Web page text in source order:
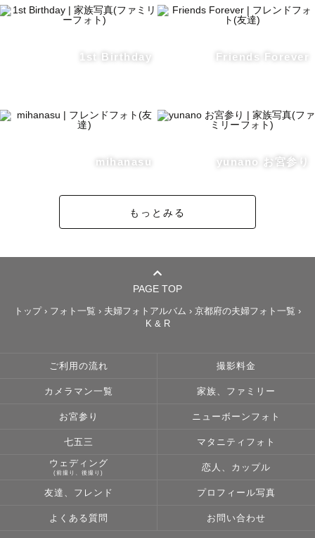
1st Birthday Friends Forever
mihanasu yunano お宮参り
もっとみる
PAGE TOP
トップ › フォト一覧 › 夫婦フォトアルバム › 京都府の夫婦フォト一覧 ›
K & R
ご利用の流れ 撮影料金
カメラマン一覧 家族、ファミリー
お宮参り ニューボーンフォト
七五三 マタニティフォト
ウェディング
(前撮り、後撮り)
恋人、カップル
友達、フレンド プロフィール写真
よくある質問 お問い合わせ